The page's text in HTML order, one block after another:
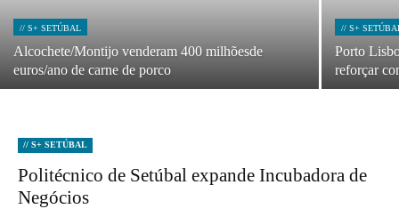
// S+ SETÚBAL
Alcochete/Montijo venderam 400 milhõesde
euros/ano de carne de porco
// S+
Porto
reforçar
// S+ SETÚBAL
Politécnico de Setúbal expande Incubadora de
Negócios